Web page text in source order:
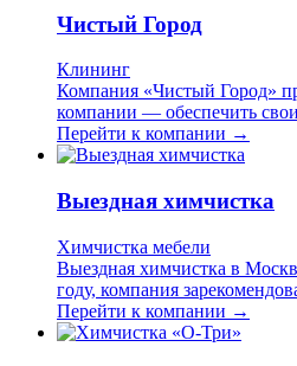
Чистый Город
Клининг
Компания «Чистый Город»
компании — обеспечить
Перейти к компании →
Выездная химчистка
Химчистка мебели
Выездная химчистка в
году, компания
Перейти к компании →